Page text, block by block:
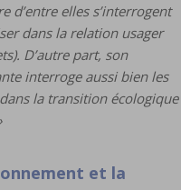
d’entre elles s’interrogent
dans la relation usager
D’autre part, son
interroge aussi bien les
la transition écologique
et la